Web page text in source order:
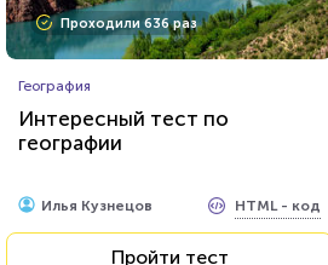
Проходили 636 раз
География
Интересный тест по
географии
Илья Кузнецов HTML - код
Пройти тест